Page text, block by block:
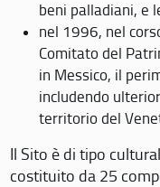
beni palladiani, e
nel 1996, nel
Comitato del
in Messico, il
includendo
territorio del
Il Sito è di tipo
costituito da 25